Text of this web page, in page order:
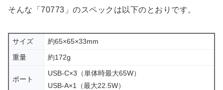
そんな「70773」のスペックは以下のとおりです。
サイズ
約65×65×33mm
重量
約172g
ポート
USB-C×3（単体時最大65W）
USB-A×1（最大22.5W）